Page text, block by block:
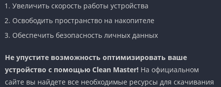
Увеличить скорость работы устройства
Освободить пространство на накопителе
Обеспечить безопасность личных данных
Не упустите возможность оптимизировать ваше
устройство с помощью Clean Master! На официальном
сайте вы найдете все необходимые ресурсы для скачивания